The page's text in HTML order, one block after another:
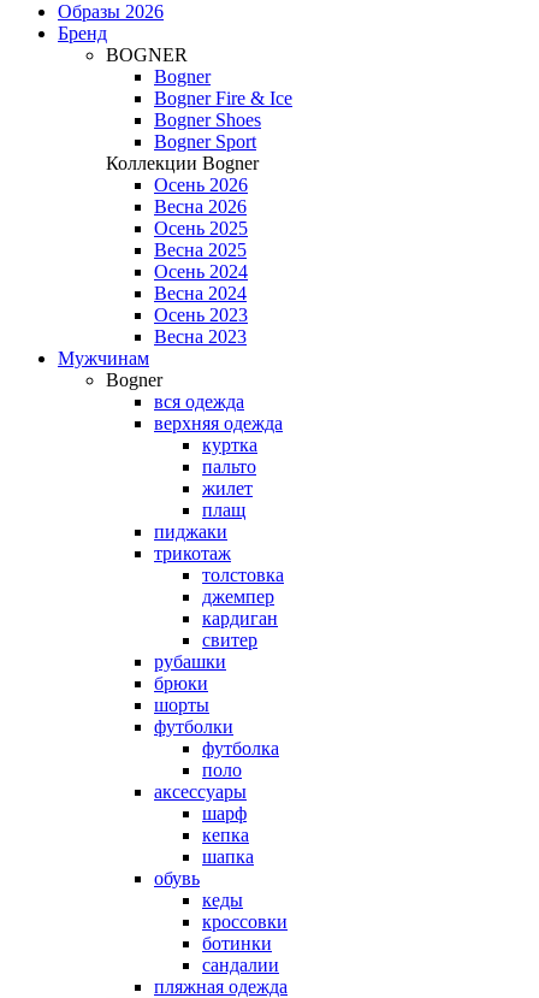
Образы 2026
Бренд
BOGNER
Bogner
Bogner Fire & Ice
Bogner Shoes
Bogner Sport
Коллекции Bogner
Осень 2026
Весна 2026
Осень 2025
Весна 2025
Осень 2024
Весна 2024
Осень 2023
Весна 2023
Мужчинам
Bogner
вся одежда
верхняя одежда
куртка
пальто
жилет
плащ
пиджаки
трикотаж
толстовка
джемпер
кардиган
свитер
рубашки
брюки
шорты
футболки
футболка
поло
аксессуары
шарф
кепка
шапка
обувь
кеды
кроссовки
ботинки
сандалии
пляжная одежда